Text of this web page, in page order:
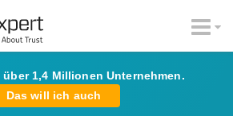
über 1,4 Millionen Unternehmen.
Das will ich auch